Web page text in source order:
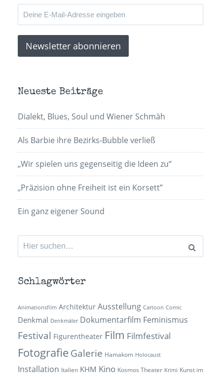
Neueste Beiträge
Dialekt, Blues, Soul und Wiener Schmäh
Als Barbie ihre Bezirks-Bubble verließ
„Wir spielen uns gegenseitig die Ideen zu“
„Präzision ohne Freiheit ist ein Korsett”
Ein ganz eigener Sound
Suchen
nach:
Schlagwörter
Animationsfilm Architektur Ausstellung Cartoon Comic
Denkmal Denkmäler Dokumentarfilm Feminismus
Festival Figurentheater Film Filmfestival
Fotografie Galerie Hamakom Holocaust
Installation Italien KHM Kino Kosmos Theater Krimi Kunst im